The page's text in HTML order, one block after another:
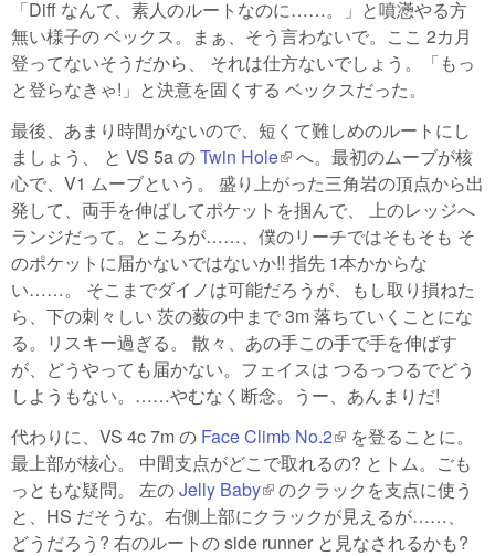
「Diff なんて、素人のルートなのに……。」と噴懣やる方
無い様子の ベックス。まぁ、そう言わないで。ここ 2カ月
登ってないそうだから、 それは仕方ないでしょう。「もっ
と登らなきゃ!」と決意を固くする ベックスだった。
最後、あまり時間がないので、短くて難しめのルートにし
ましょう、 と VS 5a のTwin Hole(link is external)
へ。最初のムーブが核
心で、V1 ムーブという。 盛り上がった三角岩の頂点から出
発して、両手を伸ばしてポケットを掴んで、 上のレッジへ
ランジだって。ところが……、僕のリーチではそもそも そ
のポケットに届かないではないか!! 指先 1本かからな
い……。 そこまでダイノは可能だろうが、もし取り損ねた
ら、下の刺々しい 茨の薮の中まで 3m 落ちていくことにな
る。リスキー過ぎる。 散々、あの手この手で手を伸ばす
が、どうやっても届かない。フェイスは つるっつるでどう
しようもない。……やむなく断念。うー、あんまりだ!
代わりに、VS 4c 7m の Face Climb No.2(link is external)
を登ることに。
最上部が核心。 中間支点がどこで取れるの? とトム。ごも
っともな疑問。 左のJelly Baby(link is external)
のクラックを支点に使う
と、HS だそうな。右側上部にクラックが見えるが……、
どうだろう? 右のルートの side runner と見なされるかも?